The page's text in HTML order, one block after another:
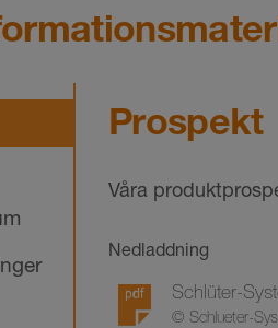
Prospekt
Våra
Nedladdning
Schlüter-
© Schlueter-